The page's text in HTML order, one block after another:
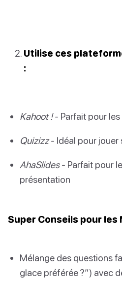
Utilise ces
:
Kahoot !- Parfait pour
Quizizz- Idéal pour jouer
AhaSlides- Parfait pour
présentation
Super Conseils pour les
Mélange des questions
glace préférée ?”) avec